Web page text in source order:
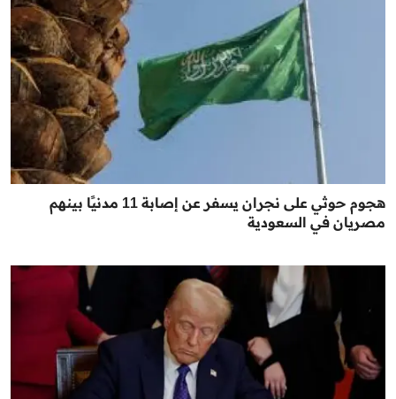
هجوم حوثي على نجران يسفر عن إصابة 11 مدنيًا بينهم
مصريان في السعودية